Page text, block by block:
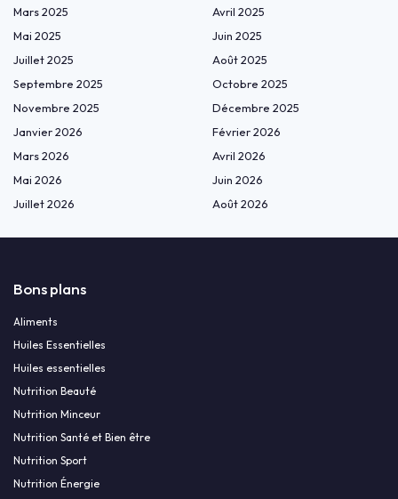
Mars 2025
Avril 2025
Mai 2025
Juin 2025
Juillet 2025
Août 2025
Septembre 2025
Octobre 2025
Novembre 2025
Décembre 2025
Janvier 2026
Février 2026
Mars 2026
Avril 2026
Mai 2026
Juin 2026
Juillet 2026
Août 2026
Bons plans
Aliments
Huiles Essentielles
Huiles essentielles
Nutrition Beauté
Nutrition Minceur
Nutrition Santé et Bien être
Nutrition Sport
Nutrition Énergie